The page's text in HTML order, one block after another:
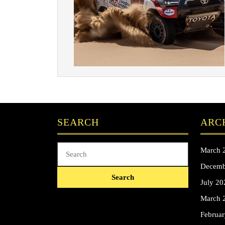
SEARCH
for:
March
July
March